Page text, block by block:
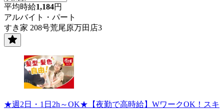
平均時給1,184円
アルバイト・パート
すき家 208号荒尾原万田店3
★週2日・1日2h～OK★【夜勤で高時給】WワークOK！スキ